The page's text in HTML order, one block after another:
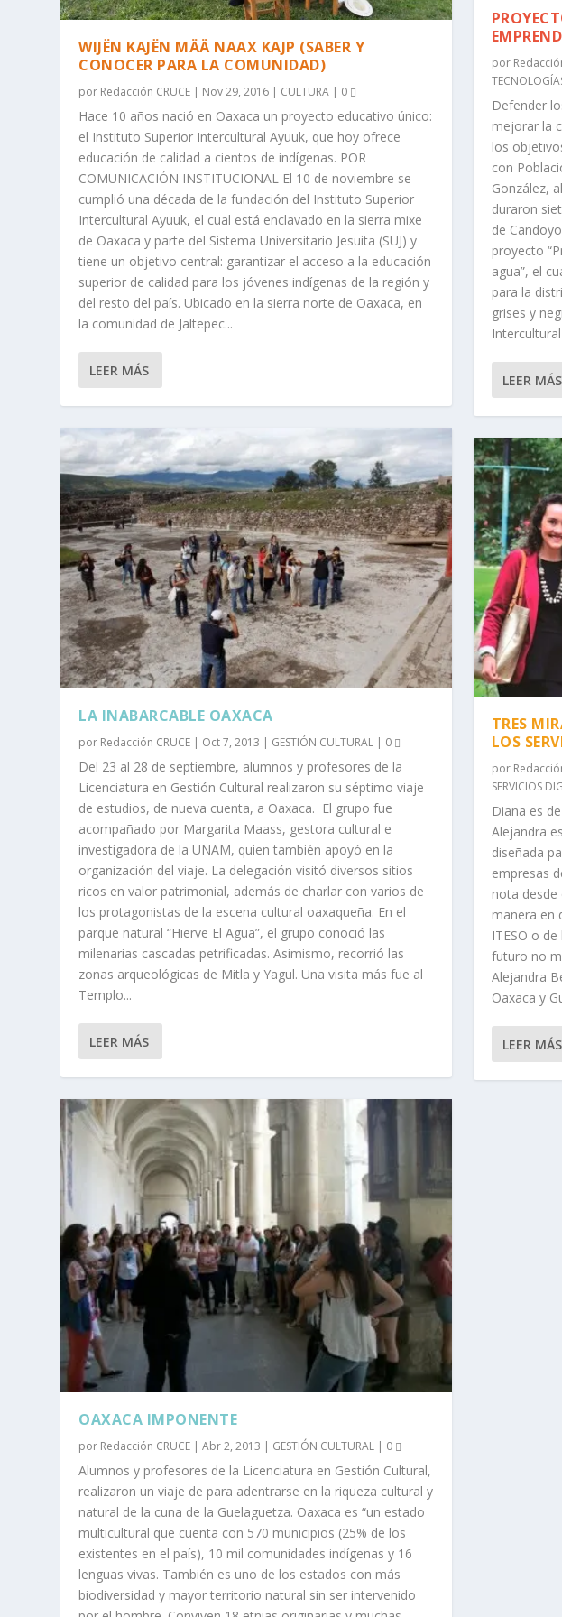
WIJËN KAJËN MÄÄ NAAX KAJP (SABER Y
CONOCER PARA LA COMUNIDAD)
por Redacción CRUCE | Nov 29, 2016 | CULTURA | 0
Hace 10 años nació en Oaxaca un proyecto educativo único:
el Instituto Superior Intercultural Ayuuk, que hoy ofrece
educación de calidad a cientos de indígenas. POR
COMUNICACIÓN INSTITUCIONAL El 10 de noviembre se
cumplió una década de la fundación del Instituto Superior
Intercultural Ayuuk, el cual está enclavado en la sierra mixe
de Oaxaca y parte del Sistema Universitario Jesuita (SUJ) y
tiene un objetivo central: garantizar el acceso a la educación
superior de calidad para los jóvenes indígenas de la región y
del resto del país. Ubicado en la sierra norte de Oaxaca, en
la comunidad de Jaltepec...
LEER MÁS
LA INABARCABLE OAXACA
por Redacción CRUCE | Oct 7, 2013 | GESTIÓN CULTURAL | 0
Del 23 al 28 de septiembre, alumnos y profesores de la
Licenciatura en Gestión Cultural realizaron su séptimo viaje
de estudios, de nueva cuenta, a Oaxaca. El grupo fue
acompañado por Margarita Maass, gestora cultural e
investigadora de la UNAM, quien también apoyó en la
organización del viaje. La delegación visitó diversos sitios
ricos en valor patrimonial, además de charlar con varios de
los protagonistas de la escena cultural oaxaqueña. En el
parque natural “Hierve El Agua”, el grupo conoció las
milenarias cascadas petrificadas. Asimismo, recorrió las
zonas arqueológicas de Mitla y Yagul. Una visita más fue al
Templo...
LEER MÁS
OAXACA IMPONENTE
por Redacción CRUCE |Abr 2, 2013 | GESTIÓN CULTURAL | 0
Alumnos y profesores de la Licenciatura en Gestión Cultural,
realizaron un viaje de para adentrarse en la riqueza cultural y
natural de la cuna de la Guelaguetza. Oaxaca es “un estado
multicultural que cuenta con 570 municipios (25% de los
existentes en el país), 10 mil comunidades indígenas y 16
lenguas vivas. También es uno de los estados con más
biodiversidad y mayor territorio natural sin ser intervenido
por
Defender
mejorar la
los
con
González,
duraron
de
proyecto
agua”, el
para la
grises y
LEER MÁS
TRES
LOS
por
SERVICIOS
Diana es
Alejandra
diseñada
empresas
nota desde
manera en
ITESO o
futuro no
Alejandra
Oaxaca y
LEER MÁS